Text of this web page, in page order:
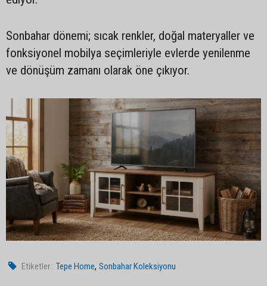
Sonbahar dönemi; sıcak renkler, doğal materyaller ve
fonksiyonel mobilya seçimleriyle evlerde yenilenme
ve dönüşüm zamanı olarak öne çıkıyor.
Etiketler : Tepe Home,Sonbahar Koleksiyonu